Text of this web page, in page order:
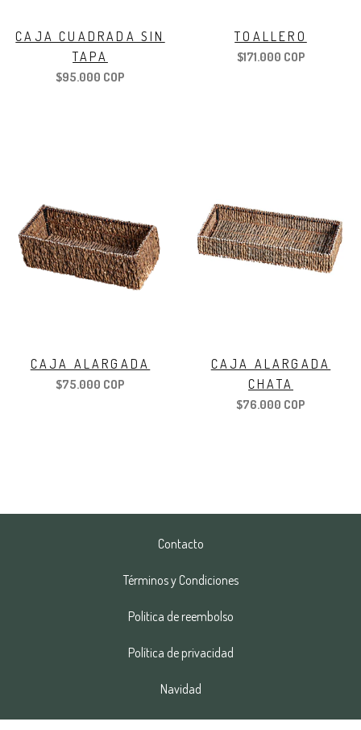
CAJA CUADRADA SIN
TAPA
$95.000 COP
TOALLERO
$171.000 COP
CAJA ALARGADA
$75.000 COP
CAJA ALARGADA
CHATA
$76.000 COP
Contacto
Términos y Condiciones
Politica de reembolso
Política de privacidad
Navidad